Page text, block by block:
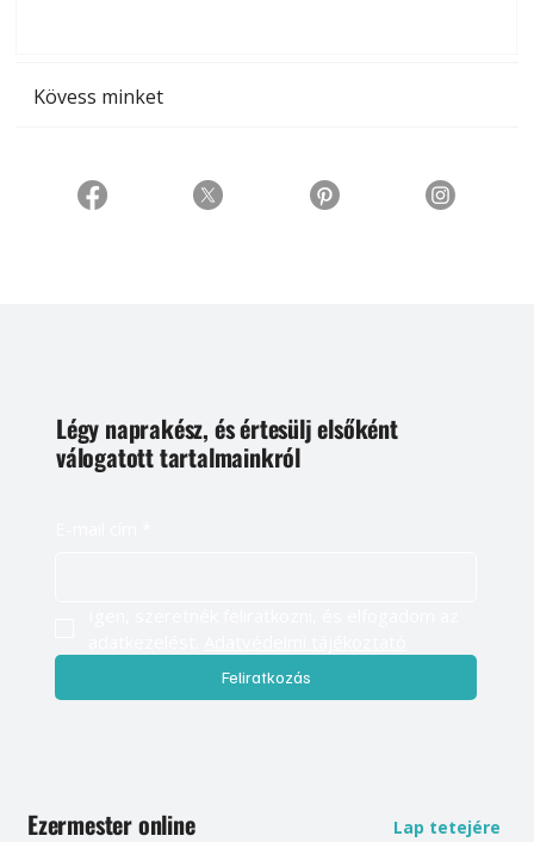
Kövess minket
Légy naprakész, és értesülj elsőként
válogatott tartalmainkról
Feliratkozás
Ezermester online Lap tetejére